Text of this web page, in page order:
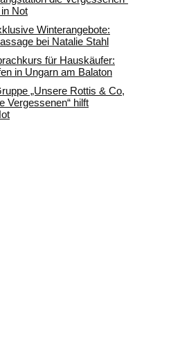
Not
Winterangebote:
bei Natalie Stahl
für Hauskäufer:
in Ungarn am Balaton
„Unsere Rottis & Co,
Vergessenen“ hilft